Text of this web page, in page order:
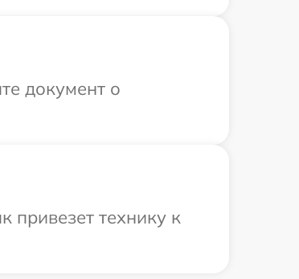
документ о
привезет технику к